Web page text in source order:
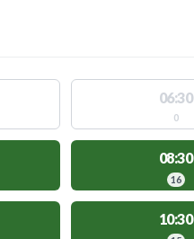
06:30
0
08:30
16
10:30